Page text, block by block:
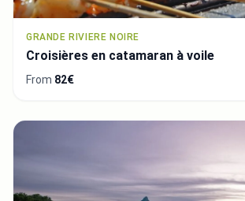
GRANDE RIVIERE NOIRE
Croisières en catamaran à voile
From 82€